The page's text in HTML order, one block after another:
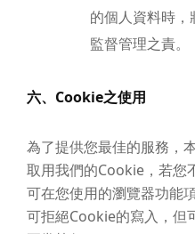
的個人資料時
監督管理之責。
六、Cookie之使用
為了提供您最佳的服務，
取用我們的Cookie，若您
可在您使用的瀏覽器功能
可拒絕Cookie的寫入，但